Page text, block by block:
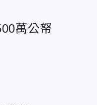
萬公帑